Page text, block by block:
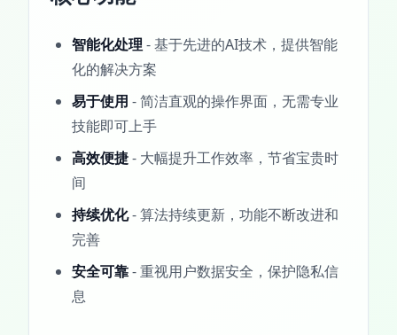
智能化处理 - 基于先进的AI技术，提供智能
化的解决方案
易于使用 - 简洁直观的操作界面，无需专业
技能即可上手
高效便捷- 大幅提升工作效率，节省宝贵时
间
持续优化- 算法持续更新，功能不断改进和
完善
安全可靠- 重视用户数据安全，保护隐私信
息